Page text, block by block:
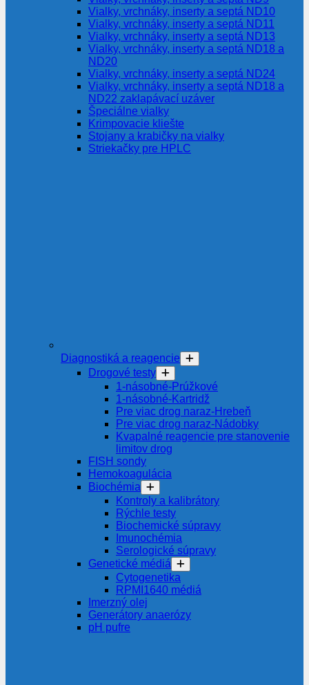
Vialky, vrchnáky, inserty a septá ND10
Vialky, vrchnáky, inserty a septá ND11
Vialky, vrchnáky, inserty a septá ND13
Vialky, vrchnáky, inserty a septá ND18 a
ND20
Vialky, vrchnáky, inserty a septá ND24
Vialky, vrchnáky, inserty a septá ND18 a
ND22 zaklapávací uzáver
Špeciálne vialky
Krimpovacie kliešte
Stojany a krabičky na vialky
Striekačky pre HPLC
Diagnostiká a reagencie
Drogové testy
1-násobné-Prúžkové
1-násobné-Kartridž
Pre viac drog naraz-Hrebeň
Pre viac drog naraz-Nádobky
Kvapalné reagencie pre stanovenie
limitov drog
FISH sondy
Hemokoagulácia
Biochémia
Kontroly a kalibrátory
Rýchle testy
Biochemické súpravy
Imunochémia
Serologické súpravy
Genetické médiá
Cytogenetika
RPMI1640 médiá
Imerzný olej
Generátory anaerózy
pH pufre